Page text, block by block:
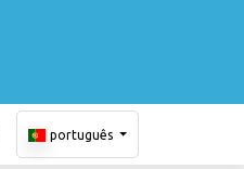
português